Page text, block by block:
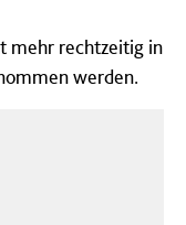
mehr rechtzeitig in
werden.